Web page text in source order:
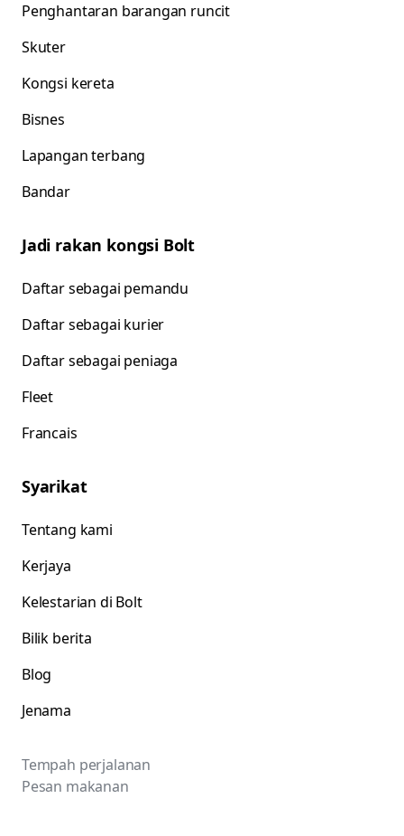
Penghantaran barangan runcit
Skuter
Kongsi kereta
Bisnes
Lapangan terbang
Bandar
Jadi rakan kongsi Bolt
Daftar sebagai pemandu
Daftar sebagai kurier
Daftar sebagai peniaga
Fleet
Francais
Syarikat
Tentang kami
Kerjaya
Kelestarian di Bolt
Bilik berita
Blog
Jenama
Tempah perjalanan
Pesan makanan